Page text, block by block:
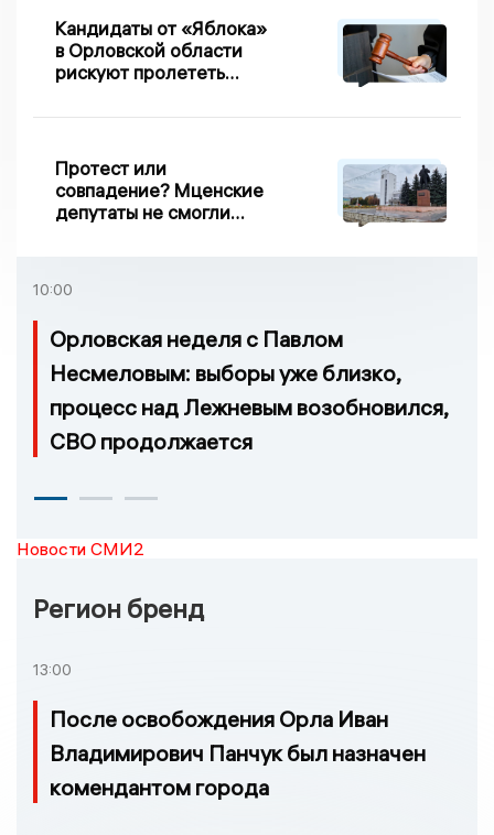
Кандидаты от «Яблока»
в Орловской области
рискуют пролететь
Протест или
совпадение? Мценские
депутаты не смогли
10:00
Орловская неделя с Павлом
Несмеловым: выборы уже близко,
процесс над Лежневым возобновился,
СВО продолжается
Новости СМИ2
Регион бренд
13:00
После освобождения Орла Иван
Владимирович Панчук был назначен
комендантом города